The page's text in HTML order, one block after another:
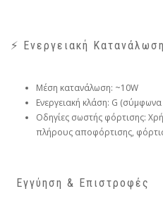
⚡ Ενεργειακή
Μέση κατανάλωση: ~10W
Ενεργειακή κλάση: G
Οδηγίες σωστής φόρτισης:
πλήρους αποφόρτισης,
️ Εγγύηση & Επιστροφές